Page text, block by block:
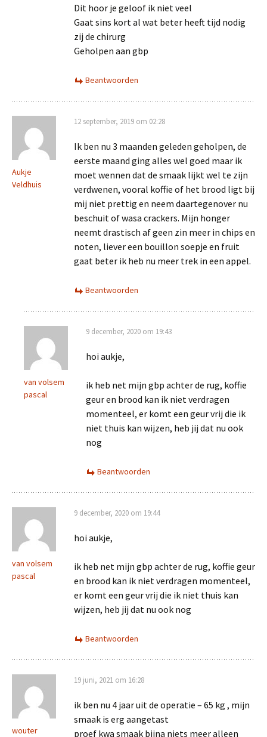
Dit hoor je geloof ik niet veel
Gaat sins kort al wat beter heeft tijd nodig
zij de chirurg
Geholpen aan gbp
Beantwoorden
Aukje
Veldhuis
12 september, 2019 om 02:28
Ik ben nu 3 maanden geleden geholpen, de
eerste maand ging alles wel goed maar ik
moet wennen dat de smaak lijkt wel te zijn
verdwenen, vooral koffie of het brood ligt bij
mij niet prettig en neem daartegenover nu
beschuit of wasa crackers. Mijn honger
neemt drastisch af geen zin meer in chips en
noten, liever een bouillon soepje en fruit
gaat beter ik heb nu meer trek in een appel.
Beantwoorden
van volsem
pascal
9 december, 2020 om 19:43
hoi aukje,
ik heb net mijn gbp achter de rug, koffie
geur en brood kan ik niet verdragen
momenteel, er komt een geur vrij die ik
niet thuis kan wijzen, heb jij dat nu ook
nog
Beantwoorden
van volsem
pascal
9 december, 2020 om 19:44
hoi aukje,
ik heb net mijn gbp achter de rug, koffie geur
en brood kan ik niet verdragen momenteel,
er komt een geur vrij die ik niet thuis kan
wijzen, heb jij dat nu ook nog
Beantwoorden
wouter
19 juni, 2021 om 16:28
ik ben nu 4 jaar uit de operatie – 65 kg , mijn
smaak is erg aangetast
proef kwa smaak bijna niets meer alleen